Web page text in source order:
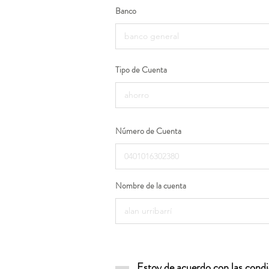
Banco
Tipo de Cuenta
Número de Cuenta
Nombre de la cuenta